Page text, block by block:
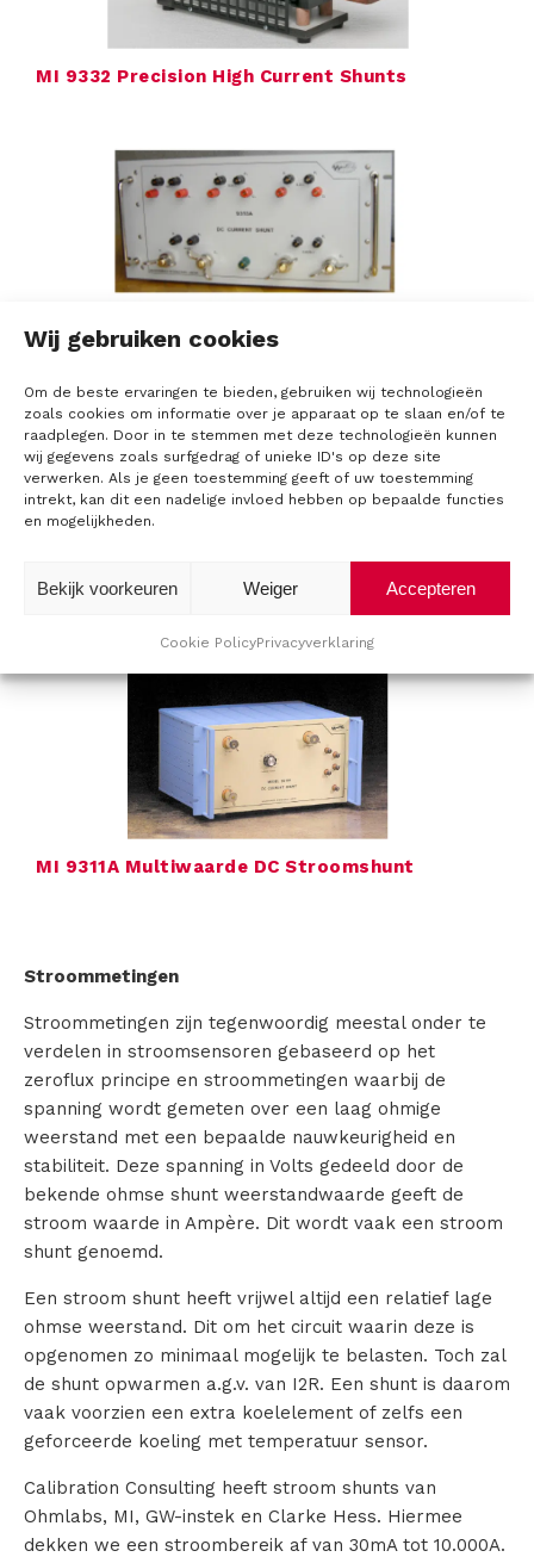
Wij gebruiken cookies
Om de beste ervaringen te bieden, gebruiken wij technologieën
zoals cookies om informatie over je apparaat op te slaan en/of te
raadplegen. Door in te stemmen met deze technologieën kunnen
wij gegevens zoals surfgedrag of unieke ID's op deze site
verwerken. Als je geen toestemming geeft of uw toestemming
intrekt, kan dit een nadelige invloed hebben op bepaalde functies
en mogelijkheden.
Accepteren
Weiger
Bekijk voorkeuren
Cookie PolicyPrivacyverklaring
r
s
r
a
o
n
o
n
s
MI 9332 Precision High Current Shunts
MI 9313A multiwaarde DC stroom shunt
MI 9312A multiwaarde DC stroomshunt
MI 9311A Multiwaarde DC Stroomshunt
Stroommetingen
Stroommetingen zijn tegenwoordig meestal onder te
verdelen in stroomsensoren gebaseerd op het
zeroflux principe en stroommetingen waarbij de
spanning wordt gemeten over een laag ohmige
weerstand met een bepaalde nauwkeurigheid en
stabiliteit. Deze spanning in Volts gedeeld door de
bekende ohmse shunt weerstandwaarde geeft de
stroom waarde in Ampère. Dit wordt vaak een stroom
shunt genoemd.
Een stroom shunt heeft vrijwel altijd een relatief lage
ohmse weerstand. Dit om het circuit waarin deze is
opgenomen zo minimaal mogelijk te belasten. Toch zal
de shunt opwarmen a.g.v. van I2R. Een shunt is daarom
vaak voorzien een extra koelelement of zelfs een
geforceerde koeling met temperatuur sensor.
Calibration Consulting heeft stroom shunts van
Ohmlabs, MI, GW-instek en Clarke Hess. Hiermee
dekken we een stroombereik af van 30mA tot 10.000A.